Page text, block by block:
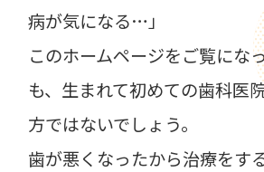
病が気になる…」
このホームページをご覧にな
も、 生まれて初めての歯科医
方ではないでしょう。
歯が悪くなったから治療をする